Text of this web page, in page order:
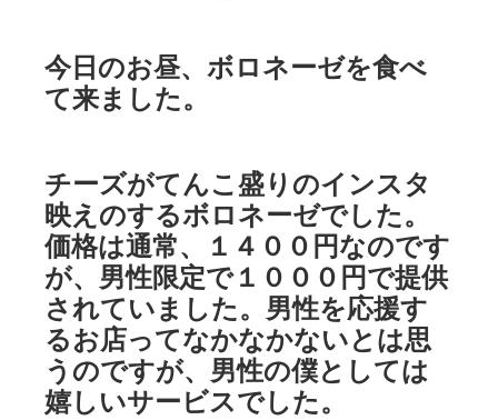
今日のお昼、ボロネーゼを食べ
て来ました。
チーズがてんこ盛りのインスタ
映えのするボロネーゼでした。
価格は通常、１４００円なのです
が、男性限定で１０００円で提供
されていました。男性を応援す
るお店ってなかなかないとは思
うのですが、男性の僕としては
嬉しいサービスでした。